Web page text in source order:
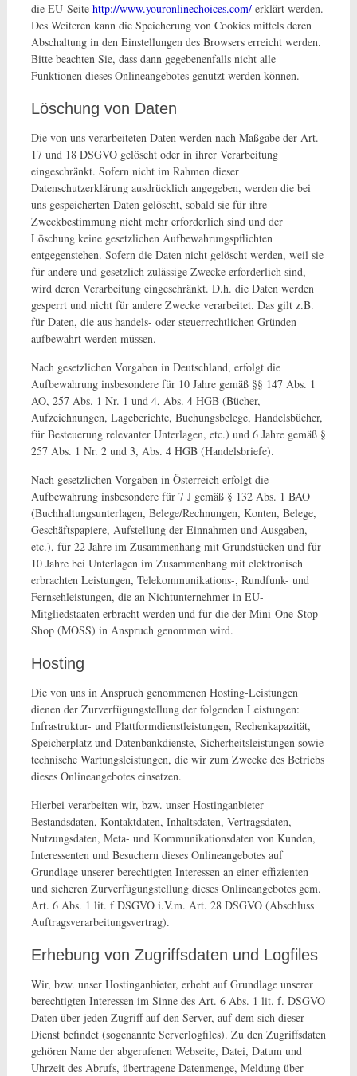
die EU-Seite http://www.youronlinechoices.com/erklärt werden.
Des Weiteren kann die Speicherung von Cookies mittels deren
Abschaltung in den Einstellungen des Browsers erreicht werden.
Bitte beachten Sie, dass dann gegebenenfalls nicht alle
Funktionen dieses Onlineangebotes genutzt werden können.
Löschung von Daten
Die von uns verarbeiteten Daten werden nach Maßgabe der Art.
17 und 18 DSGVO gelöscht oder in ihrer Verarbeitung
eingeschränkt. Sofern nicht im Rahmen dieser
Datenschutzerklärung ausdrücklich angegeben, werden die bei
uns gespeicherten Daten gelöscht, sobald sie für ihre
Zweckbestimmung nicht mehr erforderlich sind und der
Löschung keine gesetzlichen Aufbewahrungspflichten
entgegenstehen. Sofern die Daten nicht gelöscht werden, weil sie
für andere und gesetzlich zulässige Zwecke erforderlich sind,
wird deren Verarbeitung eingeschränkt. D.h. die Daten werden
gesperrt und nicht für andere Zwecke verarbeitet. Das gilt z.B.
für Daten, die aus handels- oder steuerrechtlichen Gründen
aufbewahrt werden müssen.
Nach gesetzlichen Vorgaben in Deutschland, erfolgt die
Aufbewahrung insbesondere für 10 Jahre gemäß §§ 147 Abs. 1
AO, 257 Abs. 1 Nr. 1 und 4, Abs. 4 HGB (Bücher,
Aufzeichnungen, Lageberichte, Buchungsbelege, Handelsbücher,
für Besteuerung relevanter Unterlagen, etc.) und 6 Jahre gemäß §
257 Abs. 1 Nr. 2 und 3, Abs. 4 HGB (Handelsbriefe).
Nach gesetzlichen Vorgaben in Österreich erfolgt die
Aufbewahrung insbesondere für 7 J gemäß § 132 Abs. 1 BAO
(Buchhaltungsunterlagen, Belege/Rechnungen, Konten, Belege,
Geschäftspapiere, Aufstellung der Einnahmen und Ausgaben,
etc.), für 22 Jahre im Zusammenhang mit Grundstücken und für
10 Jahre bei Unterlagen im Zusammenhang mit elektronisch
erbrachten Leistungen, Telekommunikations-, Rundfunk- und
Fernsehleistungen, die an Nichtunternehmer in EU-
Mitgliedstaaten erbracht werden und für die der Mini-One-Stop-
Shop (MOSS) in Anspruch genommen wird.
Hosting
Die von uns in Anspruch genommenen Hosting-Leistungen
dienen der Zurverfügungstellung der folgenden Leistungen:
Infrastruktur- und Plattformdienstleistungen, Rechenkapazität,
Speicherplatz und Datenbankdienste, Sicherheitsleistungen sowie
technische Wartungsleistungen, die wir zum Zwecke des Betriebs
dieses Onlineangebotes einsetzen.
Hierbei verarbeiten wir, bzw. unser Hostinganbieter
Bestandsdaten, Kontaktdaten, Inhaltsdaten, Vertragsdaten,
Nutzungsdaten, Meta- und Kommunikationsdaten von Kunden,
Interessenten und Besuchern dieses Onlineangebotes auf
Grundlage unserer berechtigten Interessen an einer effizienten
und sicheren Zurverfügungstellung dieses Onlineangebotes gem.
Art. 6 Abs. 1 lit. f DSGVO i.V.m. Art. 28 DSGVO (Abschluss
Auftragsverarbeitungsvertrag).
Erhebung von Zugriffsdaten und Logfiles
Wir, bzw. unser Hostinganbieter, erhebt auf Grundlage unserer
berechtigten Interessen im Sinne des Art. 6 Abs. 1 lit. f. DSGVO
Daten über jeden Zugriff auf den Server, auf dem sich dieser
Dienst befindet (sogenannte Serverlogfiles). Zu den Zugriffsdaten
gehören Name der abgerufenen Webseite, Datei, Datum und
Uhrzeit des Abrufs, übertragene Datenmenge, Meldung über